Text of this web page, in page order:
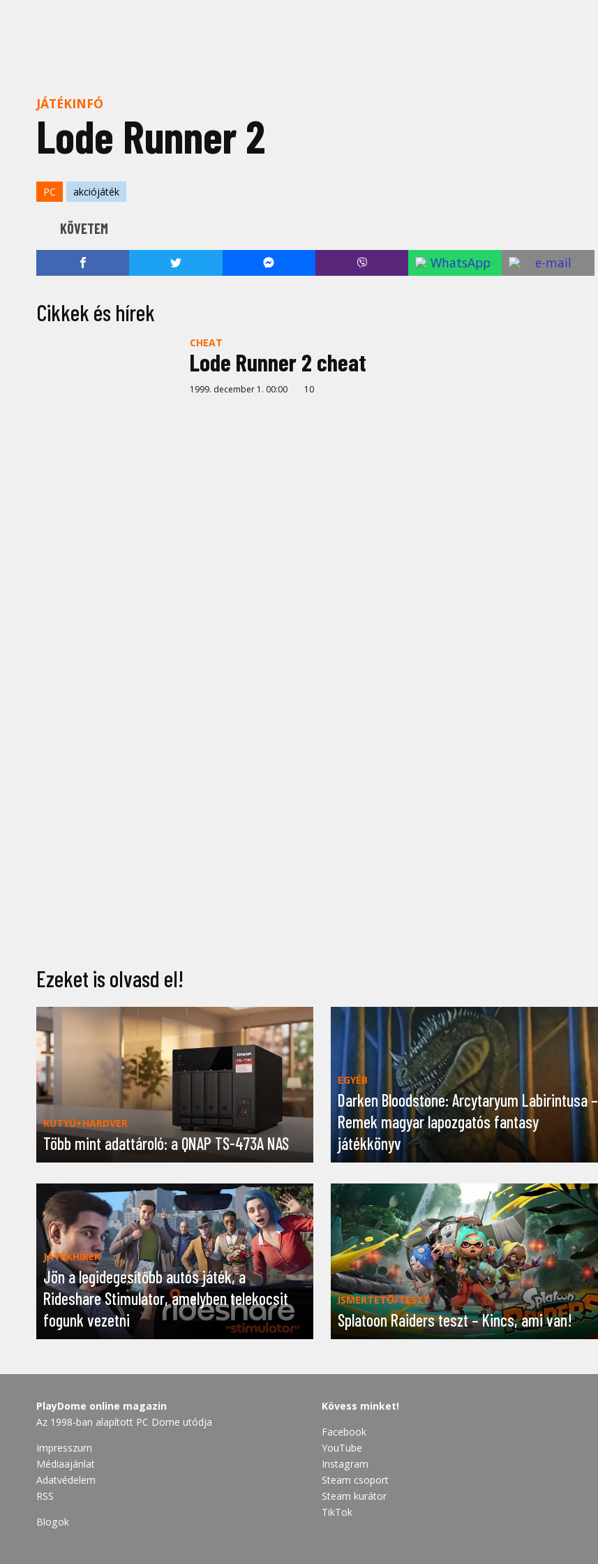
JÁTÉKINFÓ
Lode Runner 2
PC akciójáték
KÖVETEM
Cikkek és hírek
CHEAT
Lode Runner 2 cheat
1999. december 1. 00:00 10
Ezeket is olvasd el!
KÜTYÜ+HARDVER
Több mint adattároló: a QNAP TS-473A NAS
EGYÉB
Darken Bloodstone: Arcytaryum Labirintusa –
Remek magyar lapozgatós fantasy
játékkönyv
JÁTÉKHÍREK
Jön a legidegesítőbb autós játék, a
Rideshare Stimulator, amelyben telekocsit
fogunk vezetni
ISMERTETŐ/TESZT
Splatoon Raiders teszt – Kincs, ami van!
PlayDome online magazin
Az 1998-ban alapított PC Dome utódja
Impresszum
Médiaajánlat
Adatvédelem
RSS
Blogok
Kövess minket!
Facebook
YouTube
Instagram
Steam csoport
Steam kurátor
TikTok